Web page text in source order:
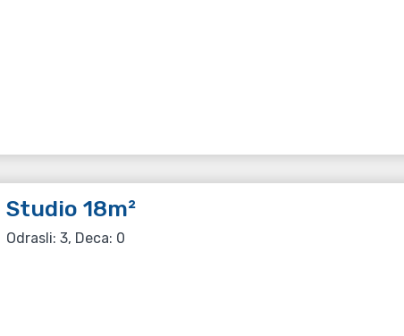
Studio 18m²
Odrasli: 3, Deca: 0